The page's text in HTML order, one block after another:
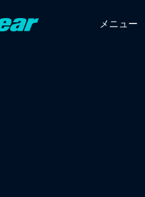
メニュー